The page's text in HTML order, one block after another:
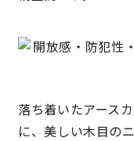
落ち着いたアース
に、美しい木目の